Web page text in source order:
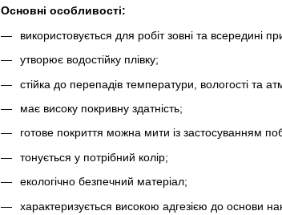
Основні особливості:
використовується для робіт зовні та всередині
утворює водостійку плівку;
стійка до перепадів температури, вологості та
має високу покривну здатність;
готове покриття можна мити із застосуванням
тонується у потрібний колір;
екологічно безпечний матеріал;
характеризується високою адгезією до основи